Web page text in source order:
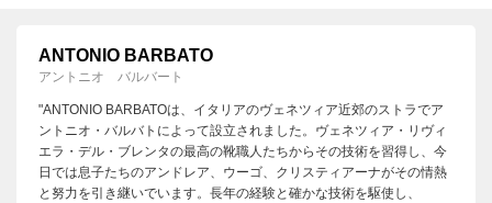
ANTONIO BARBATO
アントニオ バルバート
"ANTONIO BARBATOは、イタリアのヴェネツィア近郊のストラでア
ントニオ・バルバトによって設立されました。ヴェネツィア・リヴィ
エラ・デル・ブレンタの最高の靴職人たちからその技術を習得し、今
日では息子たちのアンドレア、ウーゴ、クリスティアーナがその情熱
と努力を引き継いでいます。長年の経験と確かな技術を駆使し、